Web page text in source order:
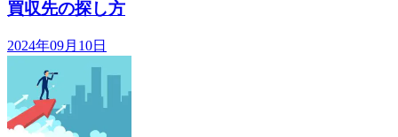
買収先の探し方
2024年09月10日